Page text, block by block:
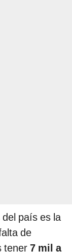
país es la
de
tener 7 mil a